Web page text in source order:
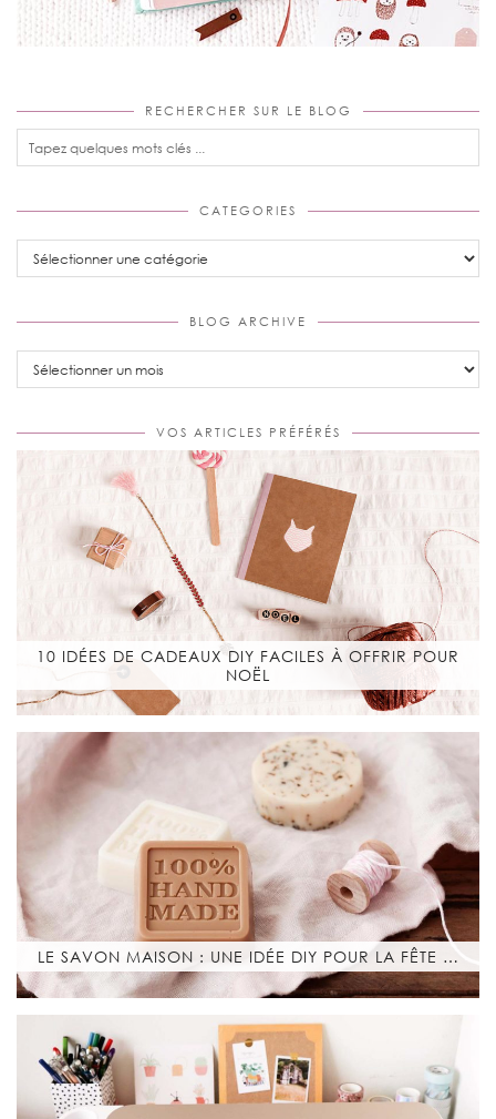
RECHERCHER SUR LE BLOG
CATEGORIES
Categories
BLOG ARCHIVE
Blog
Archive
VOS ARTICLES PRÉFÉRÉS
10 IDÉES DE CADEAUX DIY FACILES À OFFRIR POUR
NOËL
LE SAVON MAISON : UNE IDÉE DIY POUR LA FÊTE …